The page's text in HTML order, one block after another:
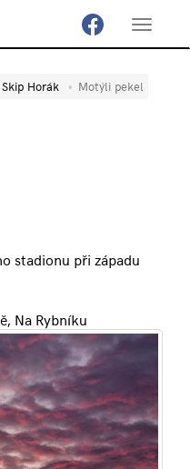
Toggle
Horák Motýli pekel
stadionu při západu
Na Rybníku